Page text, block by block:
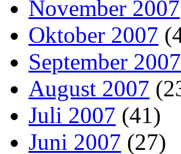
November 2007
Oktober 2007
September 2007
August 2007
Juli 2007 (41)
Juni 2007 (27)